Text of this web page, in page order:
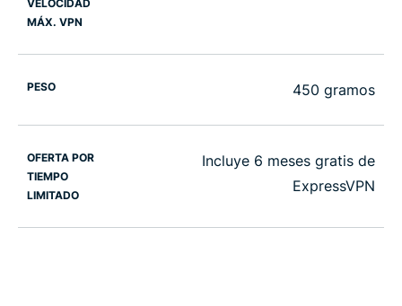
VELOCIDAD
MÁX. VPN
PESO 450 gramos
OFERTA POR
TIEMPO
LIMITADO
Incluye 6 meses gratis de
ExpressVPN